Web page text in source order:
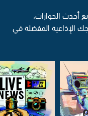
أحدث الحوارات،
الإذاعية المفضلة في